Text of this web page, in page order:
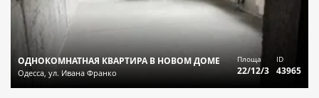
ОДНОКОМНАТНАЯ КВАРТИРА В НОВОМ ДОМЕ
Одесса, ул. Ивана Франко
Площа
22/12/3
ID
43965